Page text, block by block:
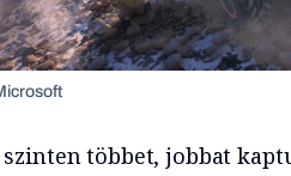
szinten többet, jobbat